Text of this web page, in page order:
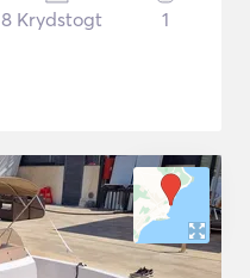
8 Krydstogt 1